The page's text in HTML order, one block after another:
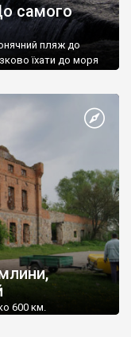
самого
пляж до
їхати до моря
600 км.